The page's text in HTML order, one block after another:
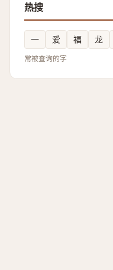
热搜
一 爱 福 龙
常被查询的字